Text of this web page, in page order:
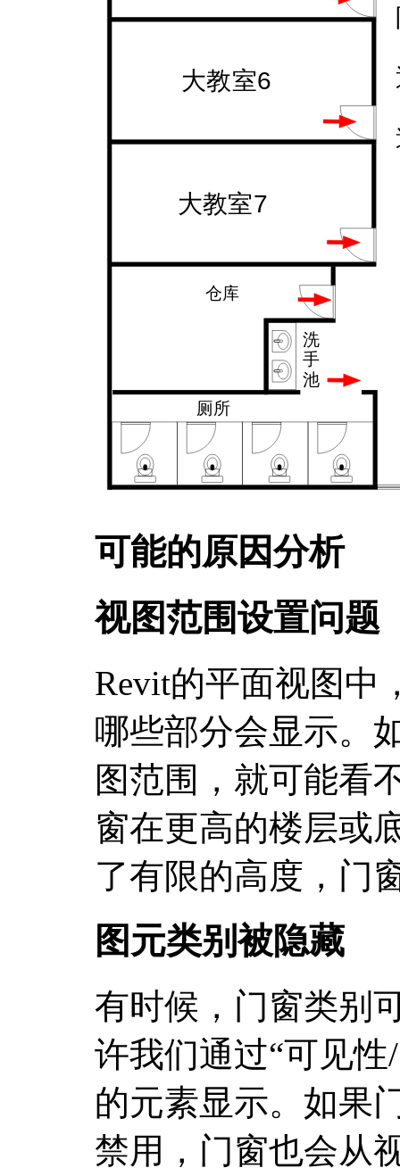
可能的原因分析
视图范围设置问题
Revit的平面视图中
哪些部分会显示。
图范围，就可能看
窗在更高的楼层或
了有限的高度，门
图元类别被隐藏
有时候，门窗类别
许我们通过“可见
的元素显示。如果
禁用，门窗也会从